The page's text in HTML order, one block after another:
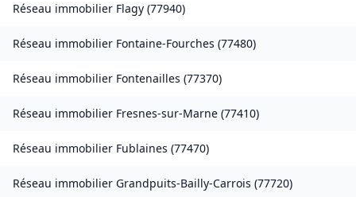
Réseau immobilier Flagy (77940)
Réseau immobilier Fontaine-Fourches (77480)
Réseau immobilier Fontenailles (77370)
Réseau immobilier Fresnes-sur-Marne (77410)
Réseau immobilier Fublaines (77470)
Réseau immobilier Grandpuits-Bailly-Carrois (77720)